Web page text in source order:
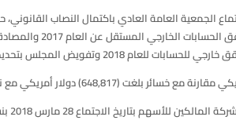
الجمعية العامة العادي باكتمال النصاب القانوني،
الأعمال لإتخاذ القرارات